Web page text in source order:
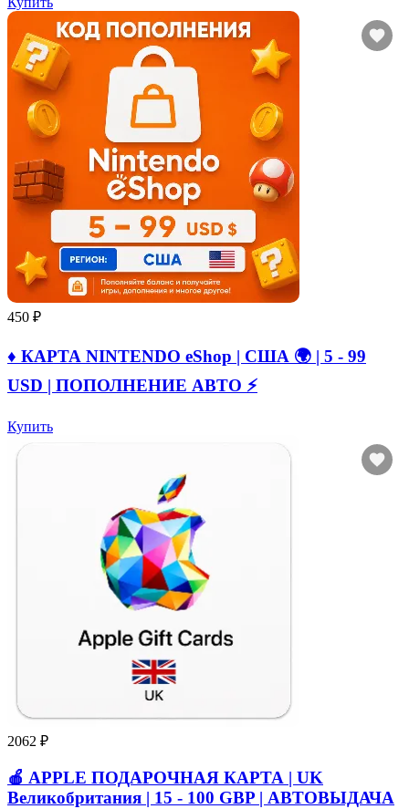
450 ₽
♦️ КАРТА NINTENDO eShop | США 🌍 | 5 - 99
USD | ПОПОЛНЕНИЕ АВТО ⚡
Купить
2062 ₽
🍎 APPLE ПОДАРОЧНАЯ КАРТА | UK
Великобритания | 15 - 100 GBP | АВТОВЫДАЧА